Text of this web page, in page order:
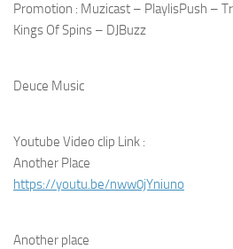
Promotion : Muzicast – PlaylisPush –
Kings Of Spins – DJBuzz
Deuce Music
Youtube Video clip Link :
Another Place
https://youtu.be/nww0jYniuno
Another place